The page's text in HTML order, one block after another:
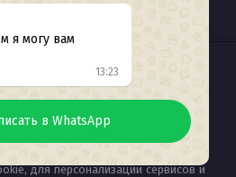
2311226371
сайта Seozhdanov
для персонализации сервисов и
я могу вам
13:23
в WhatsApp